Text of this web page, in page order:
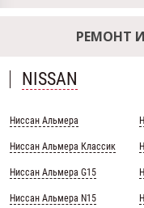
РЕМОНТ
NISSAN
Ниссан Альмера
Ниссан Альмера Классик
Ниссан Альмера G15
Ниссан Альмера N15